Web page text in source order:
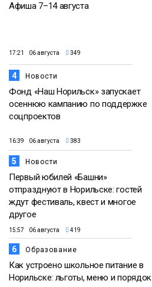
Афиша 7–14 августа
17:21 06 августа 349
4 Новости
Фонд «Наш Норильск» запускает
осеннюю кампанию по поддержке
соцпроектов
16:39 06 августа 383
5 Новости
Первый юбилей «Башни»
отпразднуют в Норильске: гостей
ждут фестиваль, квест и многое
другое
15:57 06 августа 419
6 Образование
Как устроено школьное питание в
Норильске: льготы, меню и порядок